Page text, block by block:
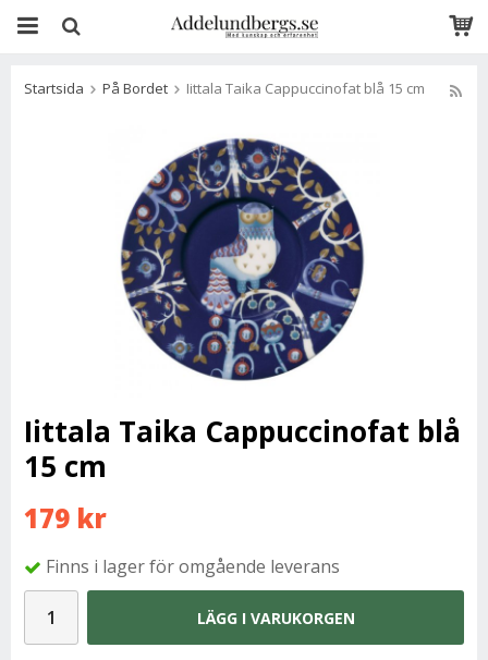
Startsida På Bordet Iittala Taika Cappuccinofat blå 15 cm
Iittala Taika Cappuccinofat blå
15 cm
179 kr
Finns i lager för omgående leverans
LÄGG I VARUKORGEN